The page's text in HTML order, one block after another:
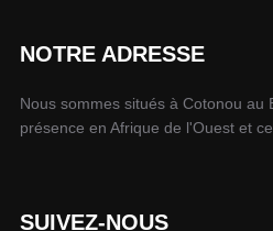
NOTRE ADRESSE
Nous sommes situés à Cotonou au
présence en Afrique de l'Ouest et
SUIVEZ-NOUS